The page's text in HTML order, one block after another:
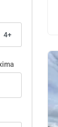
4+